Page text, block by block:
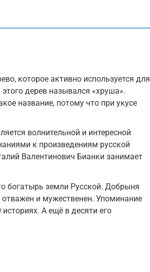
которое активно используется для
дерев назывался «хруша».
название, потому что при укусе
волнительной и интересной
к произведениям русской
Валентинович Бианки занимает
богатырь земли Русской. Добрыня
и мужественен. Упоминание
А ещё в десяти его